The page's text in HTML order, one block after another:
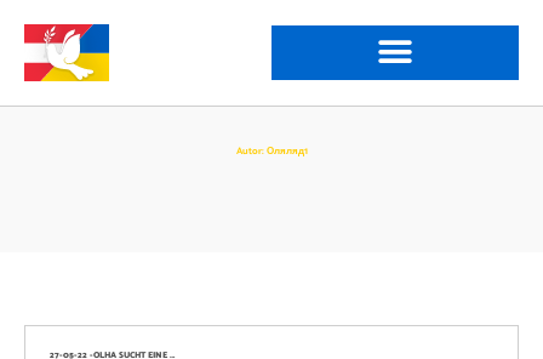
Autor:Оляляд1
27-05-22 -OLHA SUCHT EINE …